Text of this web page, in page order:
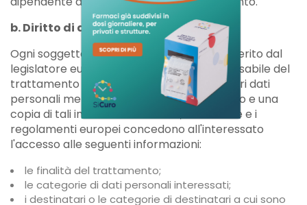
b. Diritto di accesso
Ogni soggetto interessato ha il diritto conferito dal
legislatore europeo di ottenere dal responsabile del
trattamento informazioni gratuite sui propri dati
personali memorizzati in qualsiasi momento e una
copia di tali informazioni. Inoltre, le direttive e i
regolamenti europei concedono all'interessato
l'accesso alle seguenti informazioni:
le finalità del trattamento;
le categorie di dati personali interessati;
i destinatari o le categorie di destinatari a cui sono